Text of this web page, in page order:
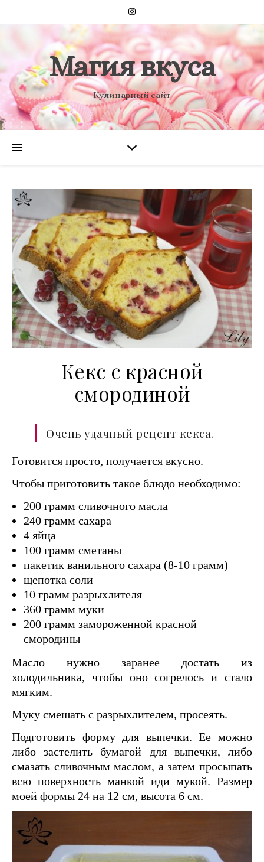
Магия вкуса
Кулинарный сайт
Кекс с красной
смородиной
Очень удачный рецепт кекса.
Готовится просто, получается вкусно.
Чтобы приготовить такое блюдо необходимо:
200 грамм сливочного масла
240 грамм сахара
4 яйца
100 грамм сметаны
пакетик ванильного сахара (8-10 грамм)
щепотка соли
10 грамм разрыхлителя
360 грамм муки
200 грамм замороженной красной
смородины
Масло нужно заранее достать из
холодильника, чтобы оно согрелось и стало
мягким.
Муку смешать с разрыхлителем, просеять.
Подготовить форму для выпечки. Ее можно
либо застелить бумагой для выпечки, либо
смазать сливочным маслом, а затем просыпать
всю поверхность манкой иди мукой. Размер
моей формы 24 на 12 см, высота 6 см.